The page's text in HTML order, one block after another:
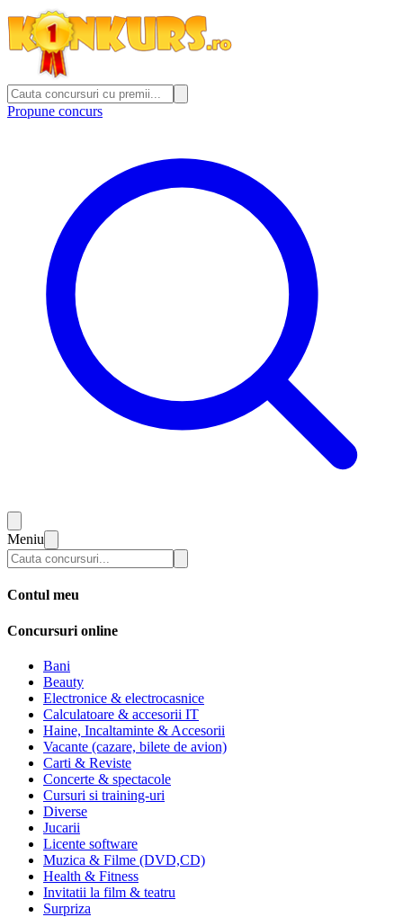
Propune concurs
Meniu
Contul meu
Concursuri online
Bani
Beauty
Electronice & electrocasnice
Calculatoare & accesorii IT
Haine, Incaltaminte & Accesorii
Vacante (cazare, bilete de avion)
Carti & Reviste
Concerte & spectacole
Cursuri si training-uri
Diverse
Jucarii
Licente software
Muzica & Filme (DVD,CD)
Health & Fitness
Invitatii la film & teatru
Surpriza